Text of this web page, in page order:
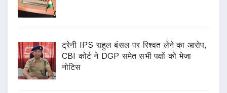
ट्रेनी IPS राहुल बंसल पर रिश्वत लेने का आरोप,
CBI कोर्ट ने DGP समेत सभी पक्षों को भेजा
नोटिस